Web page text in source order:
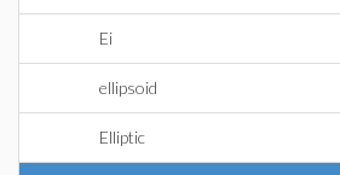
Ei
ellipsoid
Elliptic